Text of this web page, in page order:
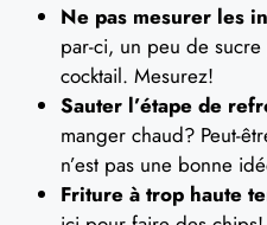
Ne pas mesurer les
par-ci, un peu de sucre
cocktail. Mesurez!
Sauter l’étape de
manger chaud? Peut-
n’est pas une bonne
Friture à trop haute